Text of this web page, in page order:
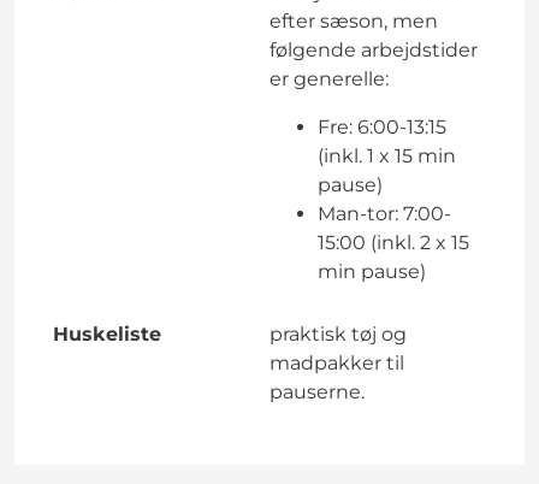
efter sæson, men
følgende arbejdstider
er generelle:
Fre: 6:00-13:15
(inkl. 1 x 15 min
pause)
Man-tor: 7:00-
15:00 (inkl. 2 x 15
min pause)
Huskeliste
praktisk tøj og
madpakker til
pauserne.